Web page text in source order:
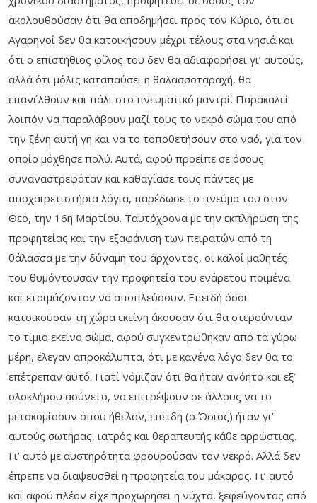
ακολουθούσαν ότι θα αποδημήσει προς τον Κύριο, ότι οι
Αγαρηνοί δεν θα κατοικήσουν μέχρι τέλους στα νησιά και
ότι ο επιστήθιος φίλος του δεν θα αδιαφορήσει γι’ αυτούς,
αλλά ότι μόλις καταπαύσει η θαλασσοταραχή, θα
επανέλθουν και πάλι στο πνευματικό μαντρί. Παρακαλεί
λοιπόν να παραλάβουν μαζί τους το νεκρό σώμα του από
την ξένη αυτή γη και να το τοποθετήσουν στο ναό, για τον
οποίο μόχθησε πολύ. Αυτά, αφού προείπε σε όσους
συναναστρεφόταν και καθαγίασε τους πάντες με
αποχαιρετιστήρια λόγια, παρέδωσε το πνεύμα του στον
Θεό, την 16η Μαρτίου. Ταυτόχρονα με την εκπλήρωση της
προφητείας και την εξαφάνιση των πειρατών από τη
θάλασσα με την δύναμη του άρχοντος, οι καλοί μαθητές
του θυμόντουσαν την προφητεία του ενάρετου ποιμένα
και ετοιμάζονταν να αποπλεύσουν. Επειδή όσοι
κατοικούσαν τη χώρα εκείνη άκουσαν ότι θα στερούνταν
το τίμιο εκείνο σώμα, αφού συγκεντρώθηκαν από τα γύρω
μέρη, έλεγαν απροκάλυπτα, ότι με κανένα λόγο δεν θα το
επέτρεπαν αυτό. Γιατί νόμιζαν ότι θα ήταν ανόητο και εξ’
ολοκλήρου ασύνετο, να επιτρέψουν σε άλλους να το
μετακομίσουν όπου ήθελαν, επειδή (ο Όσιος) ήταν γι’
αυτούς σωτήρας, ιατρός και θεραπευτής κάθε αρρώστιας.
Γι’ αυτό με αυστηρότητα φρουρούσαν τον νεκρό. Αλλά δεν
έπρεπε να διαψευσθεί η προφητεία του μάκαρος. Γι’ αυτό
και αφού πλέον είχε προχωρήσει η νύχτα, ξεφεύγοντας από